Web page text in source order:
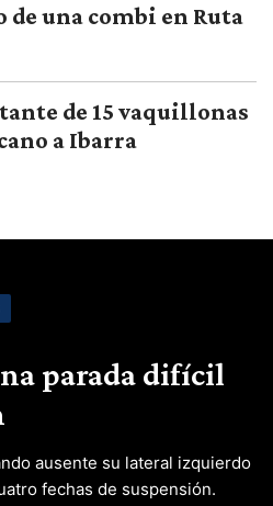
de una combi en Ruta
de 15 vaquillonas
a Ibarra
parada difícil
ausente su lateral izquierdo
fechas de suspensión.